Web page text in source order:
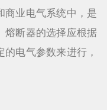
业电气系统中，是
熔断器的选择应根据
电气参数来进行，